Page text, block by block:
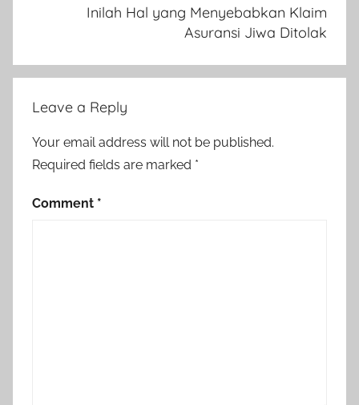
Inilah Hal yang Menyebabkan Klaim
Asuransi Jiwa Ditolak
Leave a Reply
Your email address will not be published.
Required fields are marked *
Comment *